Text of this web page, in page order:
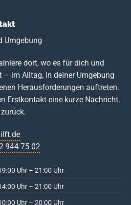
Umgebung
dort, wo es für dich und
im Alltag, in deiner Umgebung
Herausforderungen auftreten.
Erstkontakt eine kurze Nachricht.
944 75 02
Uhr – 21:00 Uhr
Uhr – 21:00 Uhr
Uhr – 20:00 Uhr